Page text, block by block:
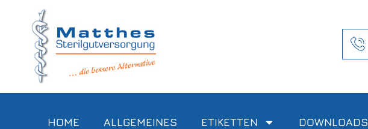
HOME ALLGEMEINES ETIKETTEN DOWNLOADS